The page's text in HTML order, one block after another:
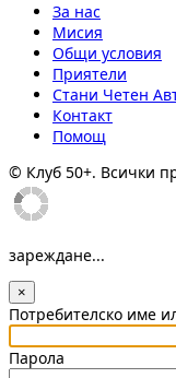
За нас
Мисия
Общи условия
Приятели
Стани Четен
Контакт
Помощ
© Клуб 50+. Всички
зареждане...
×
Потребителско име
Парола